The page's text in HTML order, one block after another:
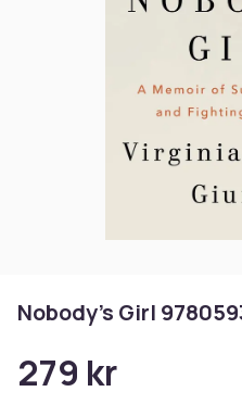
Nobody's Girl
279 kr